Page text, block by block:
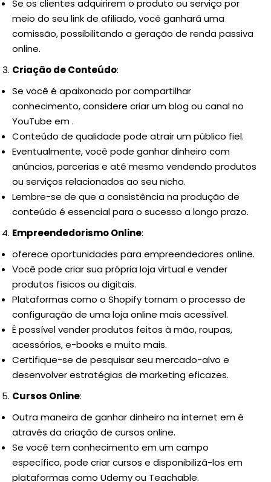
Se os clientes adquirirem o produto ou serviço por
meio do seu link de afiliado, você ganhará uma
comissão, possibilitando a geração de renda passiva
online.
Criação de Conteúdo:
Se você é apaixonado por compartilhar
conhecimento, considere criar um blog ou canal no
YouTube em .
Conteúdo de qualidade pode atrair um público fiel.
Eventualmente, você pode ganhar dinheiro com
anúncios, parcerias e até mesmo vendendo produtos
ou serviços relacionados ao seu nicho.
Lembre-se de que a consistência na produção de
conteúdo é essencial para o sucesso a longo prazo.
Empreendedorismo Online:
oferece oportunidades para empreendedores online.
Você pode criar sua própria loja virtual e vender
produtos físicos ou digitais.
Plataformas como o Shopify tornam o processo de
configuração de uma loja online mais acessível.
É possível vender produtos feitos à mão, roupas,
acessórios, e-books e muito mais.
Certifique-se de pesquisar seu mercado-alvo e
desenvolver estratégias de marketing eficazes.
Cursos Online:
Outra maneira de ganhar dinheiro na internet em é
através da criação de cursos online.
Se você tem conhecimento em um campo
específico, pode criar cursos e disponibilizá-los em
plataformas como Udemy ou Teachable.